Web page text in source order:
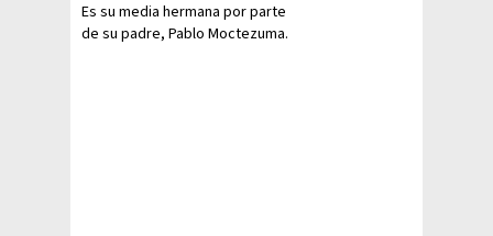
Es su media hermana por parte
de su padre, Pablo Moctezuma.